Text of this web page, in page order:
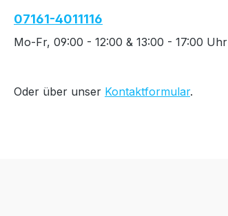
07161-4011116
Mo-Fr, 09:00 - 12:00 & 13:00 - 17:00 Uhr
Oder über unser Kontaktformular.